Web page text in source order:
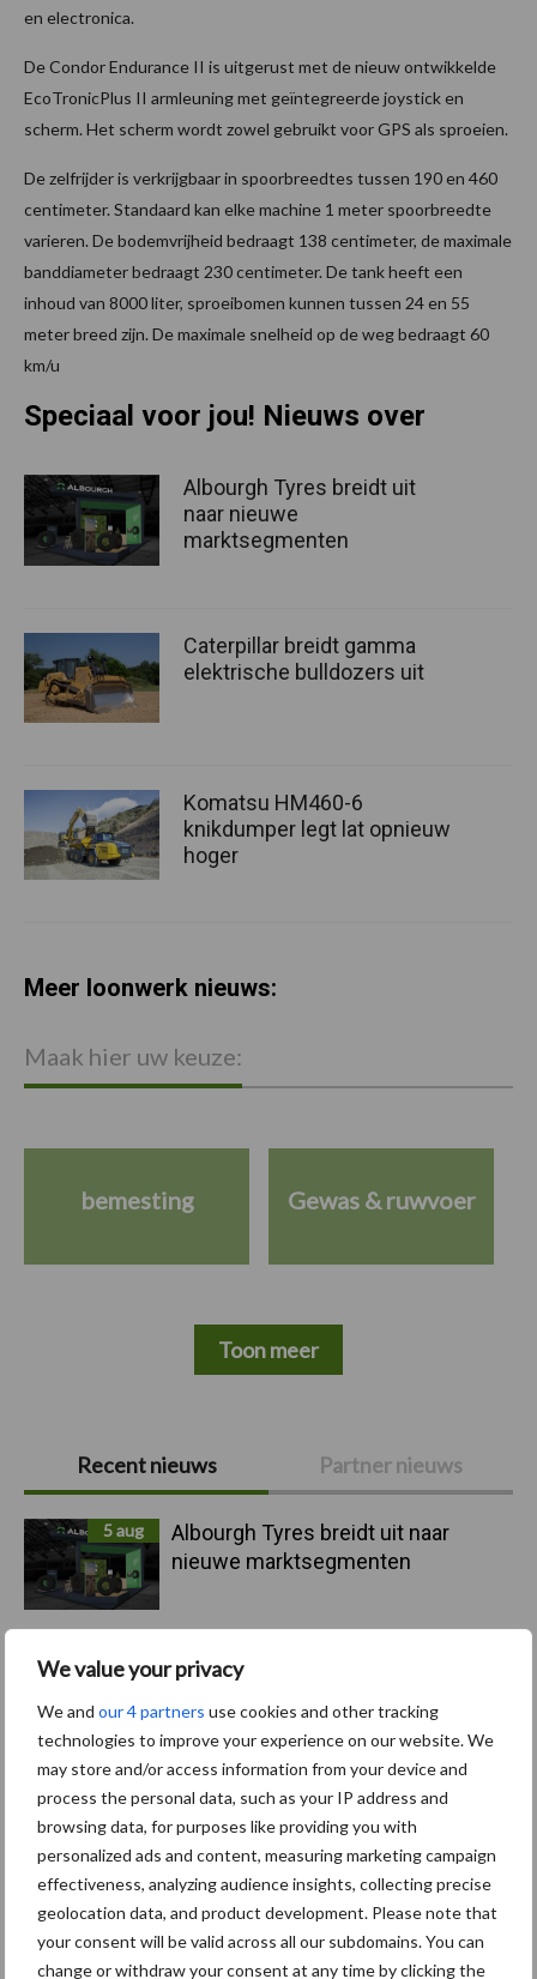
We value your privacy
We and our 4 partners use cookies and other tracking
technologies to improve your experience on our website. We
may store and/or access information from your device and
process the personal data, such as your IP address and
browsing data, for purposes like providing you with
personalized ads and content, measuring marketing campaign
effectiveness, analyzing audience insights, collecting precise
geolocation data, and product development. Please note that
your consent will be valid across all our subdomains. You can
change or withdraw your consent at any time by clicking the
en electronica.
De Condor Endurance II is uitgerust met de nieuw ontwikkelde
EcoTronicPlus II armleuning met geïntegreerde joystick en
scherm. Het scherm wordt zowel gebruikt voor GPS als sproeien.
De zelfrijder is verkrijgbaar in spoorbreedtes tussen 190 en 460
centimeter. Standaard kan elke machine 1 meter spoorbreedte
varieren. De bodemvrijheid bedraagt 138 centimeter, de maximale
banddiameter bedraagt 230 centimeter. De tank heeft een
inhoud van 8000 liter, sproeibomen kunnen tussen 24 en 55
meter breed zijn. De maximale snelheid op de weg bedraagt 60
km/u
Primaire
Sidebar
Recent nieuws Partner nieuws
5 aug
Albourgh Tyres breidt uit naar
nieuwe marktsegmenten
elektrische bulldozers uit
5 aug
Komatsu HM460-6 knikdumper legt
lat opnieuw hoger
Nieuwe compacte gedragen
pootcombinatie van AVR
Speciaal voor jou! Nieuws over
Albourgh Tyres breidt uit
naar nieuwe
marktsegmenten
Caterpillar breidt gamma
elektrische bulldozers uit
Komatsu HM460-6
knikdumper legt lat opnieuw
hoger
Meer loonwerk nieuws:
Maak hier uw keuze:
bemesting Gewas & ruwvoer
Toon meer